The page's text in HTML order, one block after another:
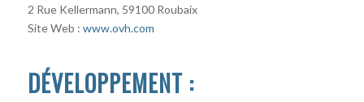
2 Rue Kellermann, 59100 Roubaix
Site Web : www.ovh.com
DÉVELOPPEMENT: